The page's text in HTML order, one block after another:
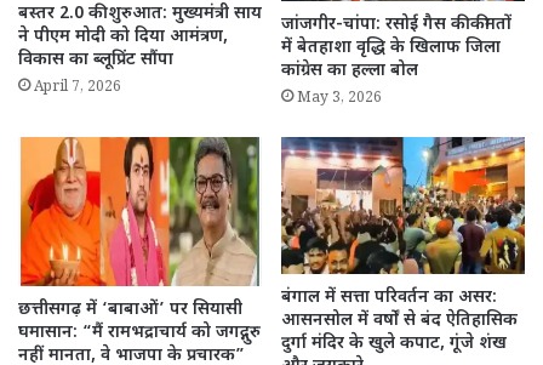
बस्तर 2.0 की शुरुआत: मुख्यमंत्री साय
ने पीएम मोदी को दिया आमंत्रण,
विकास का ब्लूप्रिंट सौंपा
April 7, 2026
जांजगीर-चांपा: रसोई गैस की कीमतों
में बेतहाशा वृद्धि के खिलाफ जिला
कांग्रेस का हल्ला बोल
May 3, 2026
छत्तीसगढ़ में ‘बाबाओं’ पर सियासी
घमासान: “मैं रामभद्राचार्य को जगद्गुरु
नहीं मानता, वे भाजपा के प्रचारक”
बंगाल में सत्ता परिवर्तन का असर:
आसनसोल में वर्षों से बंद ऐतिहासिक
दुर्गा मंदिर के खुले कपाट, गूंजे शंख